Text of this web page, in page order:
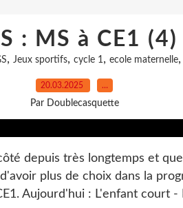
: MS à CE1 (4)
, Jeux sportifs, cycle 1, ecole maternelle,
20.03.2025 …
Par Doublecasquette
depuis très longtemps et
plus de choix dans la
Aujourd'hui : L'enfant court -